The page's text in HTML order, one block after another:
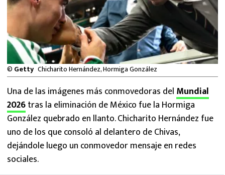
BOXEO
LIGA MX
NFL
© Getty Chicharito Hernández, Hormiga González
Una de las imágenes más conmovedoras del Mundial
2026tras la eliminación de México fue la Hormiga
González quebrado en llanto. Chicharito Hernández fue
uno de los que consoló al delantero de Chivas,
dejándole luego un conmovedor mensaje en redes
sociales.